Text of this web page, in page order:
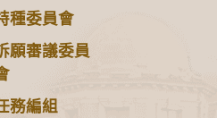
種委員會
願審議委員
務編組